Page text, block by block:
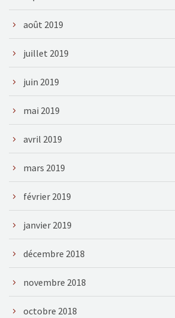
août 2019
juillet 2019
juin 2019
mai 2019
avril 2019
mars 2019
février 2019
janvier 2019
décembre 2018
novembre 2018
octobre 2018